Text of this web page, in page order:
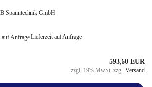
Spanntechnik GmbH
Lieferzeit auf Anfrage
593,60 EUR
zzgl. 19% MwSt. zzgl. Versand